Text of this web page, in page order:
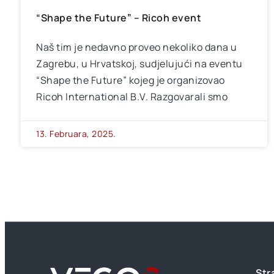
“Shape the Future” – Ricoh event
Naš tim je nedavno proveo nekoliko dana u
Zagrebu, u Hrvatskoj, sudjelujući na eventu
“Shape the Future” kojeg je organizovao
Ricoh International B.V. Razgovarali smo
13. Februara, 2025.